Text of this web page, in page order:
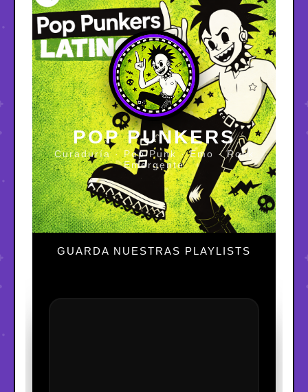
POP PUNKERS
Curaduría · Pop Punk · Emo · Rock
Emergente
GUARDA NUESTRAS PLAYLISTS